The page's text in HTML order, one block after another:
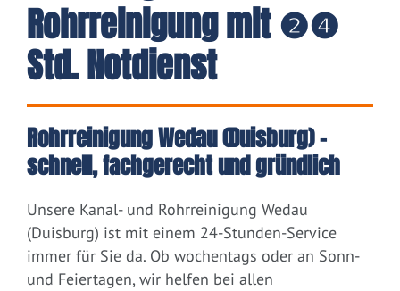
Rohrreinigung mit ❷❹
Std. Notdienst
Rohrreinigung Wedau (Duisburg) –
schnell, fachgerecht und gründlich
Unsere Kanal- und Rohrreinigung Wedau
(Duisburg) ist mit einem 24-Stunden-Service
immer für Sie da. Ob wochentags oder an Sonn-
und Feiertagen, wir helfen bei allen